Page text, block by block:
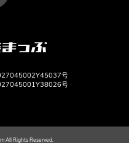
号
号
All Rights Reserved.